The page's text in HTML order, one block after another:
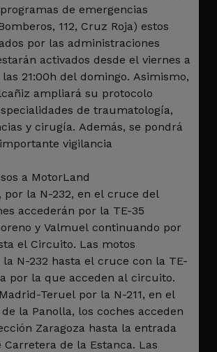
de emergencias
112, Cruz Roja) estos
por las administraciones
activados desde el viernes a
21:00h del domingo. Asimismo,
ampliará su protocolo
de traumatología,
y cirugía. Además, se pondrá
vigilancia
a MotorLand
por la N-232, en el cruce del
accederán por la TE-35
y Valmuel continuando por
el Circuito. Las motos
N-232 hasta el cruce con la TE-
por la que acceden al circuito.
Teruel por la N-211, en el
la Panolla, los coches acceden
Zaragoza hasta la entrada
Carretera de la Estanca. Las